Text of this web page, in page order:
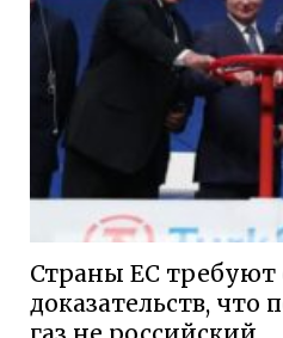
Страны ЕС требуют
доказательств,